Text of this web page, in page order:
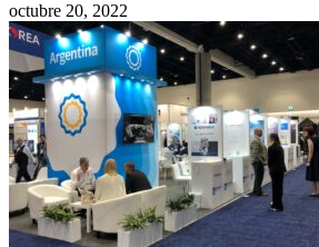
octubre 20, 2022